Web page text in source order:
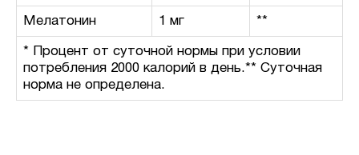
Мелатонин 1 мг **
* Процент от суточной нормы при условии
потребления 2000 калорий в день.** Суточная
норма не определена.